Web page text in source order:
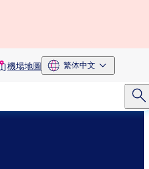
機場地圖 繁体中文